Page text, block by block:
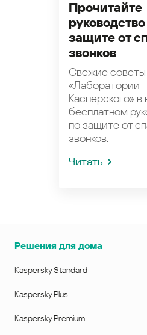
Прочитайте
защите от
звонков
Свежие советы
«Лаборатории
Касперского»
бесплатном
по защите от
звонков.
Читать
Решения для дома
Kaspersky Standard
Kaspersky Plus
Kaspersky Premium